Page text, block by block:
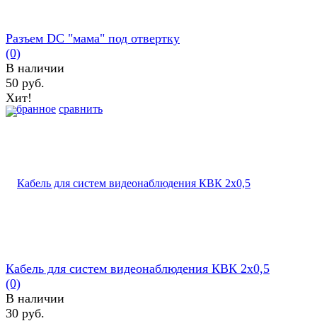
избранное сравнить
Разъем DC "мама" под отвертку
(0)
В наличии
50 руб.
Хит!
Кабель для систем видеонаблюдения КВК 2х0,5
(0)
В наличии
30 руб.